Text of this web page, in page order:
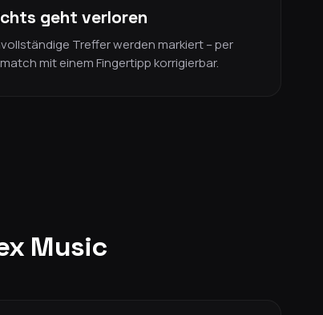
geht verloren
Treffer werden markiert – per
mit einem Fingertipp korrigierbar.
Music